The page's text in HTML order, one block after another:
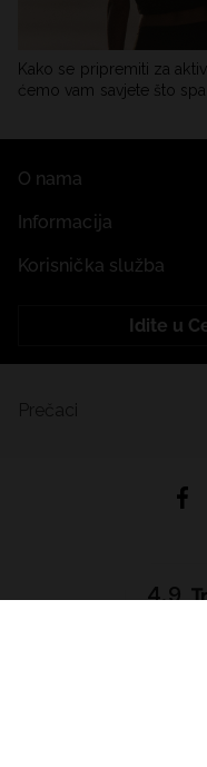
Kako se pripremiti za
ćemo vam savjete što
O nama
Informacija
Korisnička služba
Idite u
4.9